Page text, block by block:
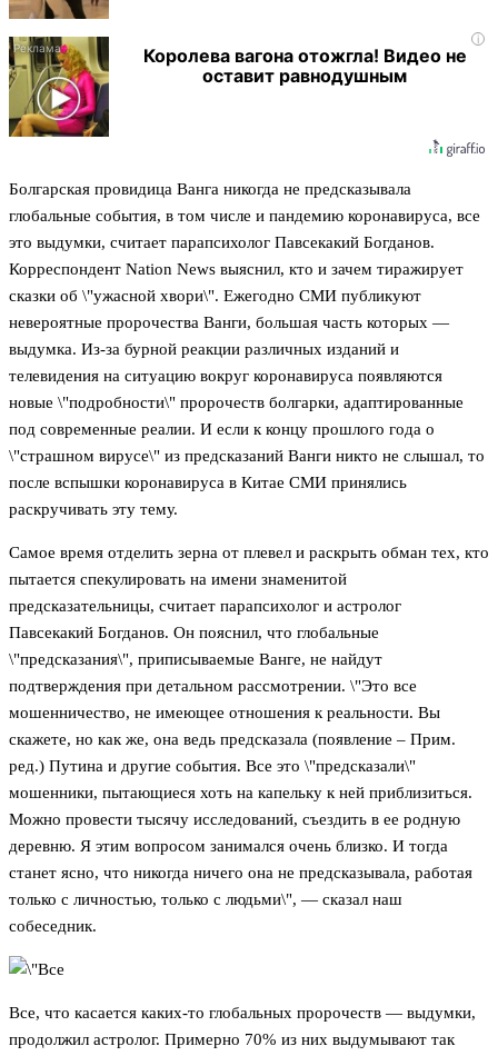
i
Королева вагона отожгла! Видео не
оставит равнодушным
Болгарская провидица Ванга никогда не предсказывала
глобальные события, в том числе и пандемию коронавируса, все
это выдумки, считает парапсихолог Павсекакий Богданов.
Корреспондент Nation News выяснил, кто и зачем тиражирует
сказки об \"ужасной хвори\". Ежегодно СМИ публикуют
невероятные пророчества Ванги, большая часть которых —
выдумка. Из-за бурной реакции различных изданий и
телевидения на ситуацию вокруг коронавируса появляются
новые \"подробности\" пророчеств болгарки, адаптированные
под современные реалии. И если к концу прошлого года о
\"страшном вирусе\" из предсказаний Ванги никто не слышал, то
после вспышки коронавируса в Китае СМИ принялись
раскручивать эту тему.
Самое время отделить зерна от плевел и раскрыть обман тех, кто
пытается спекулировать на имени знаменитой
предсказательницы, считает парапсихолог и астролог
Павсекакий Богданов. Он пояснил, что глобальные
\"предсказания\", приписываемые Ванге, не найдут
подтверждения при детальном рассмотрении. \"Это все
мошенничество, не имеющее отношения к реальности. Вы
скажете, но как же, она ведь предсказала (появление – Прим.
ред.) Путина и другие события. Все это \"предсказали\"
мошенники, пытающиеся хоть на капельку к ней приблизиться.
Можно провести тысячу исследований, съездить в ее родную
деревню. Я этим вопросом занимался очень близко. И тогда
станет ясно, что никогда ничего она не предсказывала, работая
только с личностью, только с людьми\", — сказал наш
собеседник.
Все, что касается каких-то глобальных пророчеств — выдумки,
продолжил астролог. Примерно 70% из них выдумывают так